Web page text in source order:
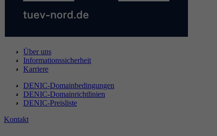
Über uns
Informationssicherheit
Karriere
DENIC-Domainbedingungen
DENIC-Domainrichtlinien
DENIC-Preisliste
Kontakt